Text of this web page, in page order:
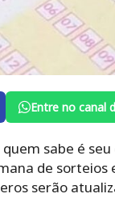
Entre no canal
sabe é
de sorteios
serão